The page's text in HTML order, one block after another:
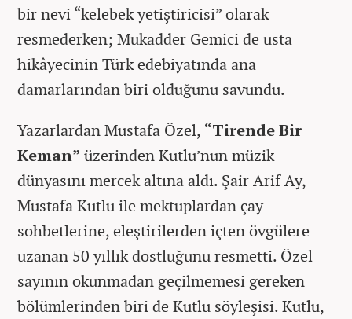
bir nevi “kelebek yetiştiricisi” olarak
resmederken; Mukadder Gemici de usta
hikâyecinin Türk edebiyatında ana
damarlarından biri olduğunu savundu.
Yazarlardan Mustafa Özel, “Tirende Bir
Keman” üzerinden Kutlu’nun müzik
dünyasını mercek altına aldı. Şair Arif Ay,
Mustafa Kutlu ile mektuplardan çay
sohbetlerine, eleştirilerden içten övgülere
uzanan 50 yıllık dostluğunu resmetti. Özel
sayının okunmadan geçilmemesi gereken
bölümlerinden biri de Kutlu söyleşisi. Kutlu,